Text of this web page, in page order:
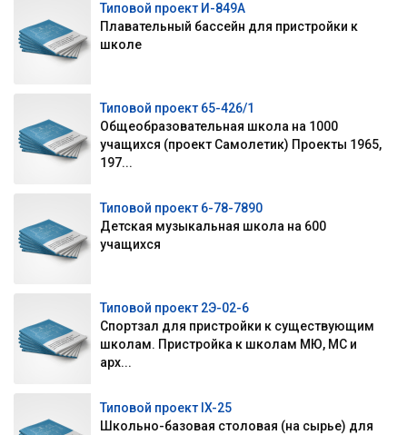
Типовой проект И-849А
Плавательный бассейн для пристройки к
школе
Типовой проект 65-426/1
Общеобразовательная школа на 1000
учащихся (проект Самолетик) Проекты 1965,
197...
Типовой проект 6-78-7890
Детская музыкальная школа на 600
учащихся
Типовой проект 2Э-02-6
Спортзал для пристройки к существующим
школам. Пристройка к школам МЮ, МС и
арх...
Типовой проект IX-25
Школьно-базовая столовая (на сырье) для